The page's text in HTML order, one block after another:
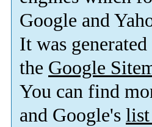
Google and
It was
the Google
You can find
and Google's list